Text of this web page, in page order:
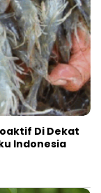
Di Dekat
Indonesia